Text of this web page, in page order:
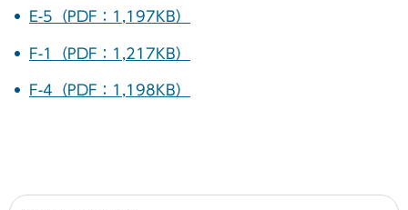
E-5（PDF：1,197KB）
F-1（PDF：1,217KB）
F-4（PDF：1,198KB）